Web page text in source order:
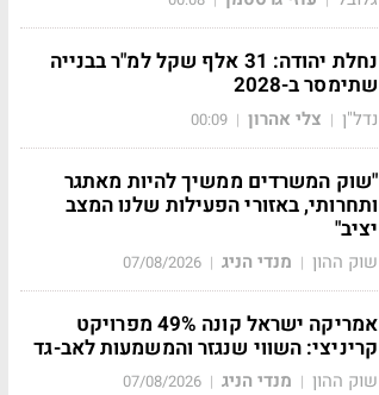
נחלת יהודה: 31 אלף שקל למ"ר בבנייה
שתימסר ב-2028
נדל"ן | צלי אהרון |
00:09
"שוק המשרדים ממשיך להיות מאתגר
ותחרותי, באזורי הפעילות שלנו המצב
יציב"
שוק ההון | מנדי הניג |
07/08/2026
אמריקה ישראל קונה 49% מפרויקט
קריניצי: השווי שנגזר והמשמעות לאב-גד
שוק ההון | מנדי הניג |
07/08/2026